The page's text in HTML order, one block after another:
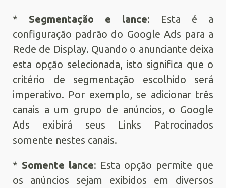
* Segmentação e lance: Esta é a
configuração padrão do Google Ads para a
Rede de Display. Quando o anunciante deixa
esta opção selecionada, isto significa que o
critério de segmentação escolhido será
imperativo. Por exemplo, se adicionar três
canais a um grupo de anúncios, o Google
Ads exibirá seus Links Patrocinados
somente nestes canais.
* Somente lance: Esta opção permite que
os anúncios sejam exibidos em diversos